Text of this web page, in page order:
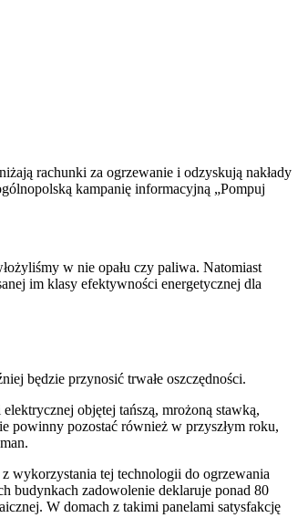
rachunki za ogrzewanie i odzyskują nakłady
kampanię informacyjną „Pompuj
w nie opału czy paliwa. Natomiast
im klasy efektywności energetycznej dla
będzie przynosić trwałe oszczędności.
objętej tańszą, mrożoną stawką,
powinny pozostać również w przyszłym roku,
wykorzystania tej technologii do ogrzewania
budynkach zadowolenie deklaruje ponad 80
W domach z takimi panelami satysfakcję